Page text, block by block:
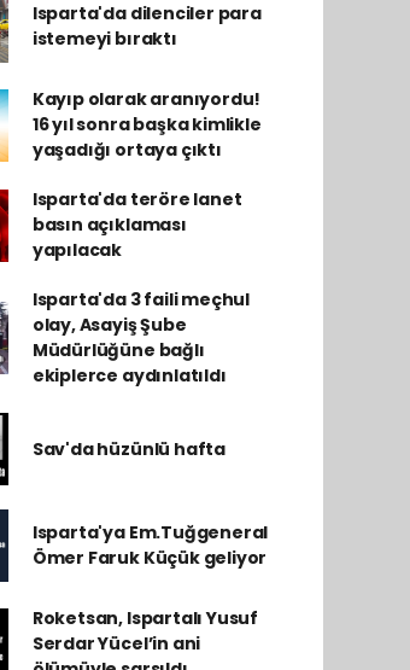
Isparta'da dilenciler para
istemeyi bıraktı
Kayıp olarak aranıyordu!
16 yıl sonra başka kimlikle
yaşadığı ortaya çıktı
Isparta'da teröre lanet
basın açıklaması
yapılacak
Isparta'da 3 faili meçhul
olay, Asayiş Şube
Müdürlüğüne bağlı
ekiplerce aydınlatıldı
Sav'da hüzünlü hafta
Isparta'ya Em.Tuğgeneral
Ömer Faruk Küçük geliyor
Roketsan, Ispartalı Yusuf
Serdar Yücel’in ani